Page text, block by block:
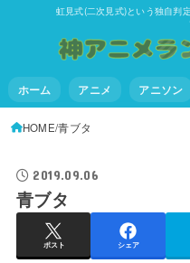
虹見式(二次見式)という独自判
ホーム アニメ アニソン
HOME 青ブタ
2019.09.06
青ブタ
ポスト シェア